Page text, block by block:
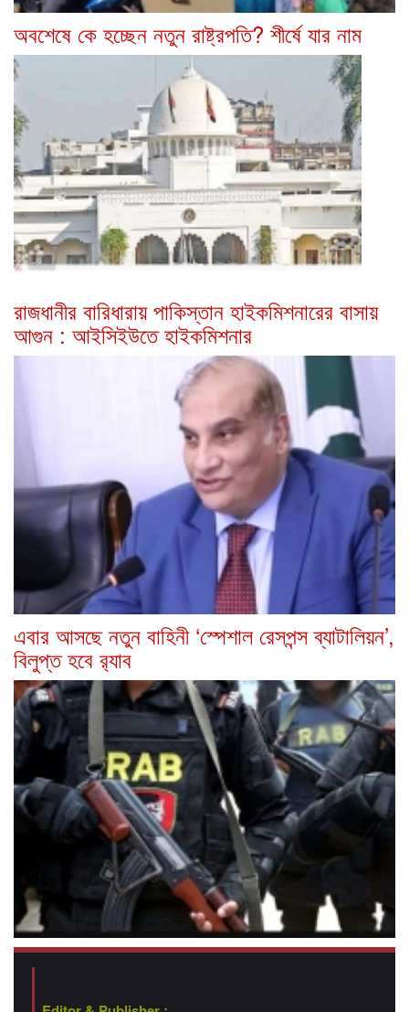
অবশেষে কে হচ্ছেন নতুন রাষ্ট্রপতি? শীর্ষে যার নাম
রাজধানীর বারিধারায় পাকিস্তান হাইকমিশনারের বাসায়
আগুন : আইসিইউতে হাইকমিশনার
এবার আসছে নতুন বাহিনী ‘স্পেশাল রেসপন্স ব্যাটালিয়ন’,
বিলুপ্ত হবে র‍্যাব